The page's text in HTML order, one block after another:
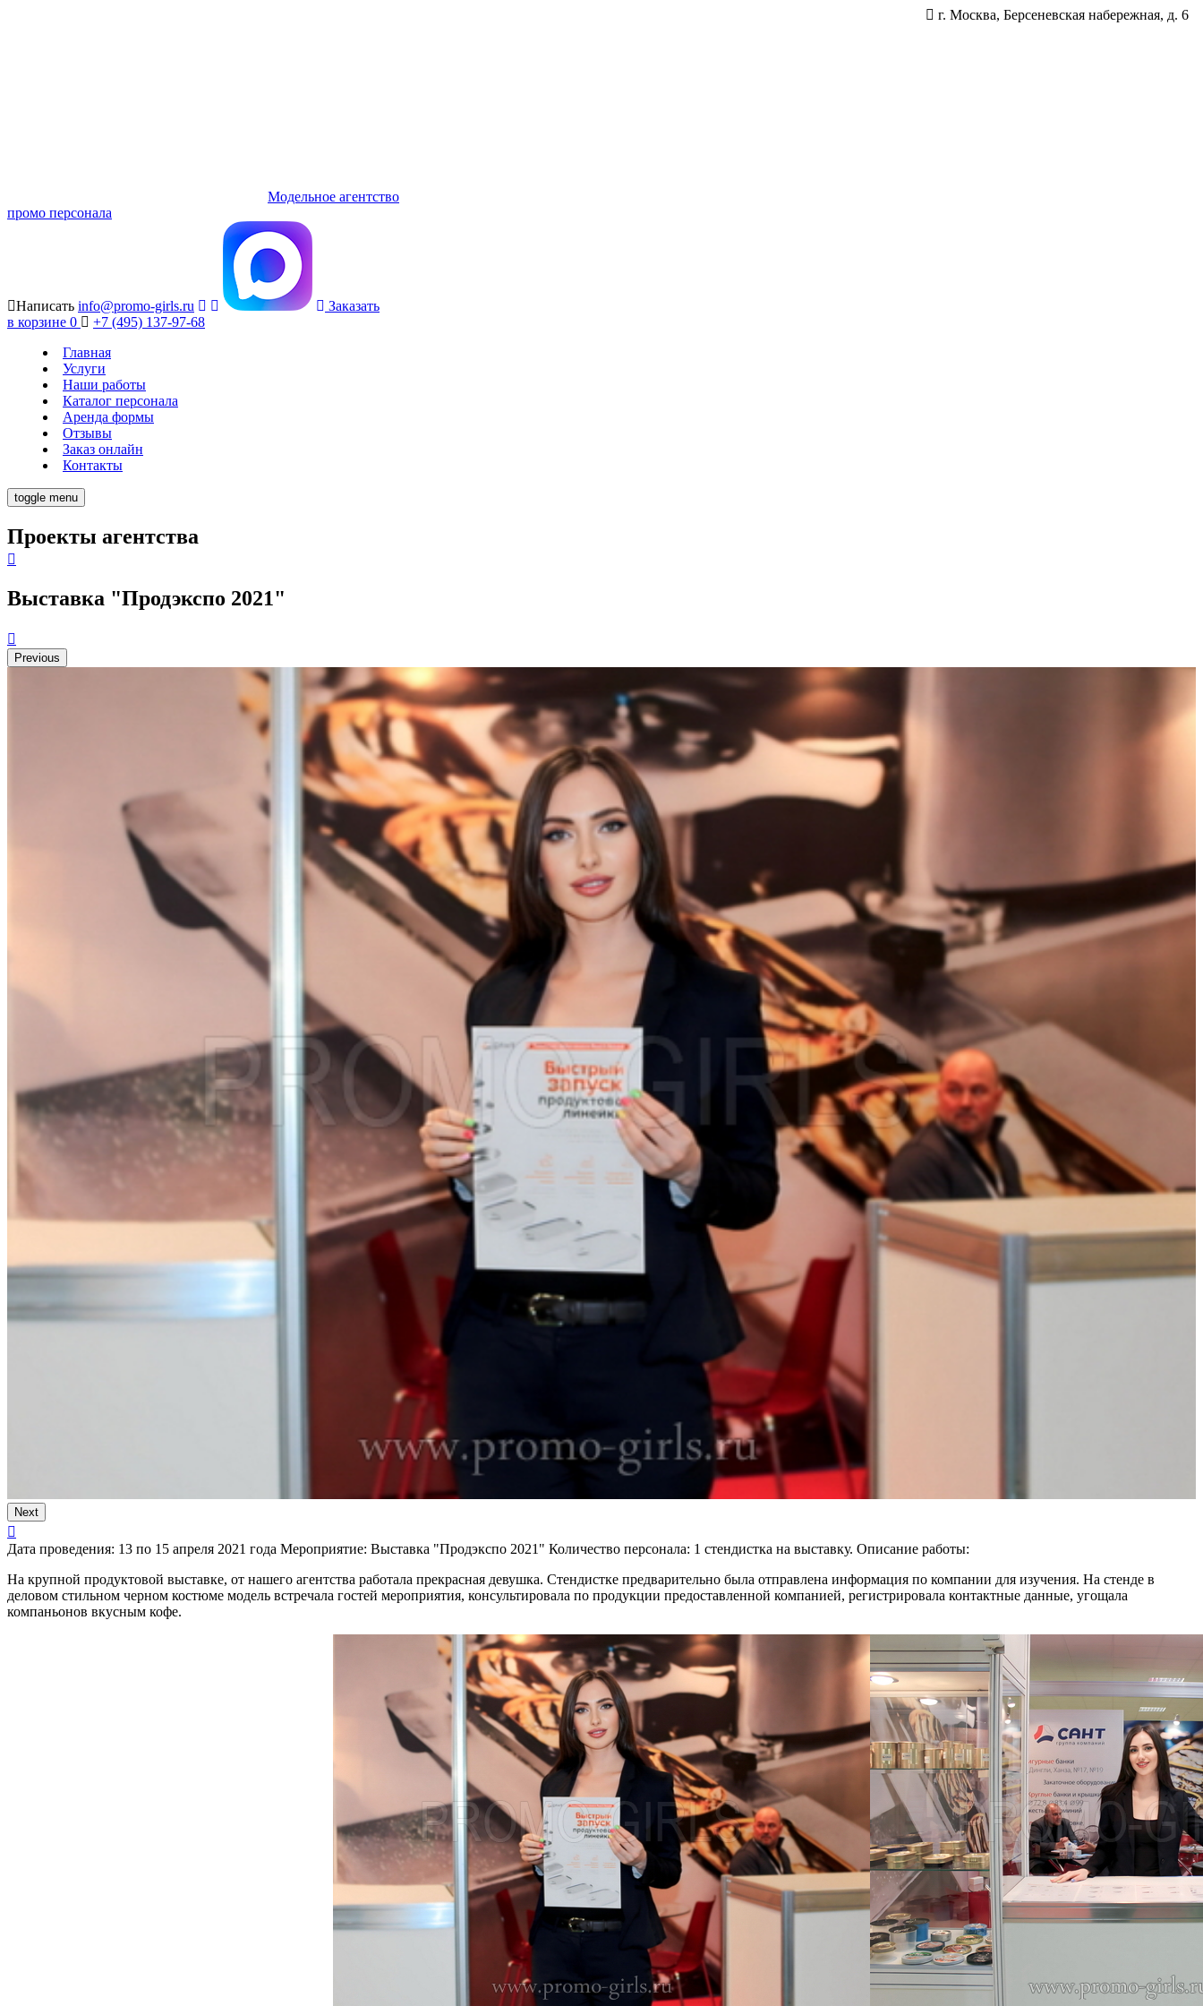
г. Москва, Берсеневская набережная, д. 6
Модельное агентство
промо персонала
Написать info@promo-girls.ru
Заказать
в корзине 0
+7 (495) 137-97-68
Главная
Услуги
Наши работы
Каталог персонала
Аренда формы
Отзывы
Заказ онлайн
Контакты
toggle menu
Проекты агентства
Выставка "Продэкспо 2021"
Previous
Next
Дата проведения: 13 по 15 апреля 2021 года Мероприятие: Выставка "Продэкспо 2021" Количество персонала: 1 стендистка на выставку. Описание работы:
На крупной продуктовой выставке, от нашего агентства работала прекрасная девушка. Стендистке предварительно была отправлена информация по компании для изучения. На стенде в
деловом стильном черном костюме модель встречала гостей мероприятия, консультировала по продукции предоставленной компанией, регистрировала контактные данные, угощала
компаньонов вкусным кофе.